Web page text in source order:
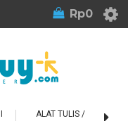
Rp0
ALAT TULIS /